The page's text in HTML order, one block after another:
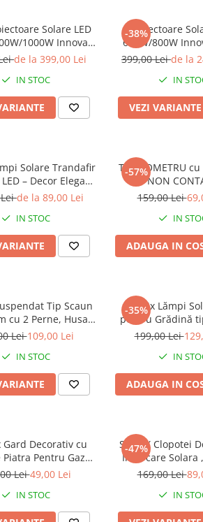
Solare LED
1000W Innova
Cyborg, IP67,
de la 399,00 Lei
IN STOC
-38%
Proiectoare
600W/800W
Home Hall,
399,00 Leide la
IN
VEZI VARIANTE
Solare Trandafir
– Decor Elegant
Tarus si Panou
Leide la 89,00 Lei
IN STOC
-57%
TERMOMETRU
NON
159,00 Lei
IN
ADAUGA IN
Tip Scaun
cu 2 Perne, Husa
2 Carlige Metalice
cm
Lei109,00 Lei
IN STOC
-35%
Set 4x Lămpi
pentru Grădină
Soarelui cu 6
cm, Rezistente la
IP65
199,00 Lei
IN
ADAUGA IN
Gard Decorativ cu
Pentru Gazon
sau Flori
Lei49,00 Lei
IN STOC
-47%
Set 2 X Clopotei
Incarcare Solara , Fluturi ,
Colibri ,
169,00 Lei
IN